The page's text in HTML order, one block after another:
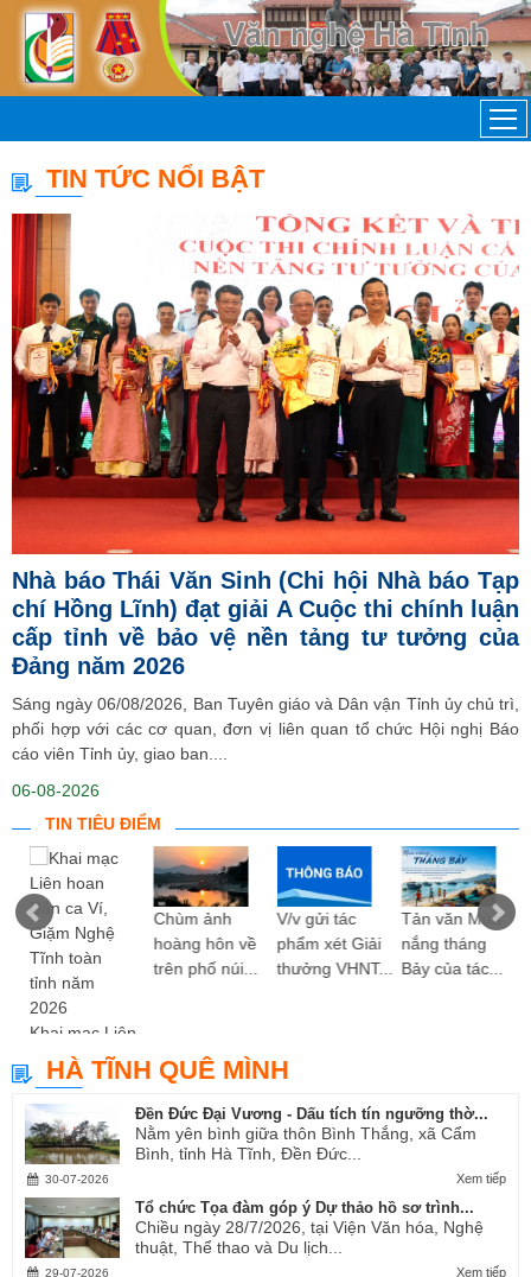
TIN TỨC NỔI BẬT
Nhà báo Thái Văn Sinh (Chi hội Nhà báo Tạp
chí Hồng Lĩnh) đạt giải A Cuộc thi chính luận
cấp tỉnh về bảo vệ nền tảng tư tưởng của
Đảng năm 2026
Sáng ngày 06/08/2026, Ban Tuyên giáo và Dân vận Tỉnh ủy chủ trì,
phối hợp với các cơ quan, đơn vị liên quan tổ chức Hội nghị Báo
cáo viên Tỉnh ủy, giao ban....
06-08-2026
TIN TIÊU ĐIỂM
Khai mạc Liên
hoan Dân ca
Ví, Giặm...
Chùm ảnh
hoàng hôn về
trên phố núi...
V/v gửi tác
phẩm xét Giải
thưởng VHNT...
Tản văn Mùa
nắng tháng
Bảy của tác...
HÀ TĨNH QUÊ MÌNH
Đền Đức Đại Vương - Dấu tích tín ngưỡng thờ...
Nằm yên bình giữa thôn Bình Thắng, xã Cẩm
Bình, tỉnh Hà Tĩnh, Đền Đức...
Xem tiếp
30-07-2026
Tổ chức Tọa đàm góp ý Dự thảo hồ sơ trình...
Chiều ngày 28/7/2026, tại Viện Văn hóa, Nghệ
thuật, Thể thao và Du lịch...
Xem tiếp
29-07-2026